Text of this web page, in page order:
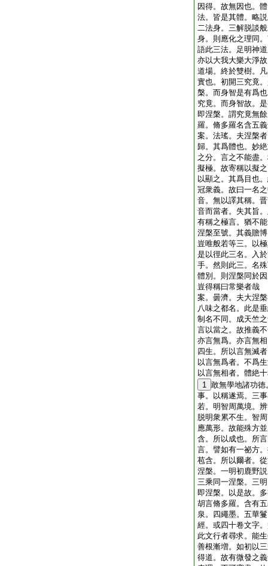
因得。故無因也。
法。皆是其體。略
二法身。三解脱談
身。則應化之理同
語此三法。足明神
亦以大我大樂大淨
道場。終於雙樹。
實也。初開三究竟
槃。而身智是有爲
究竟。而身智故。
即涅槃。謂究竟無
羅。脩多羅名含五
案。法瑤。夫涅槃
歸。其爲體也。妙
之分。言之不能盡
擬極。故寄稱以擬
以顯之。其爲目也
冠衆義。故曰一名
音。無以譯其稱。
音而當者。失其旨
有稱之極言。猶不
涅槃至號。其義贍
豈唯般若等三。以
是以徑此三名。入
手。然則此三。名
體別。則涅槃同於
豈得稱曰常樂者哉
案。曇濟。夫大涅
八味之都名。此是
制名不同。成天竺
言以當之。故推義
亦言無爲。亦言無
四生。所以言無滅
以言無爲者。不爲
以言無相者。體絶
1 敢無學地諸功
事。以稱遂焉。三
若。明智周萬境。
脱明衆累不生。智
應萬形。故能殊方
含。所以成也。所
言。譬如有一祕方
苞含。所以爾者。
涅槃。一明初鹿野
三乘同一涅槃。三
即涅槃。以是故。
胡言脩多羅。含有
泉。四繩墨。五華
經。或四十卷文字
此文行者尋求。能
善根漸増。如初以
得道。故有微發之